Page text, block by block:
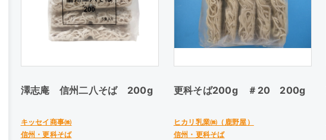
澤志庵 信州二八そば 200g
キッセイ商事㈱
信州・更科そば
更科そば200g ＃20 200g
ヒカリ乳業㈱（鹿野屋）
信州・更科そば